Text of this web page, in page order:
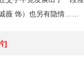
薇 饰）也另有隐情……
]